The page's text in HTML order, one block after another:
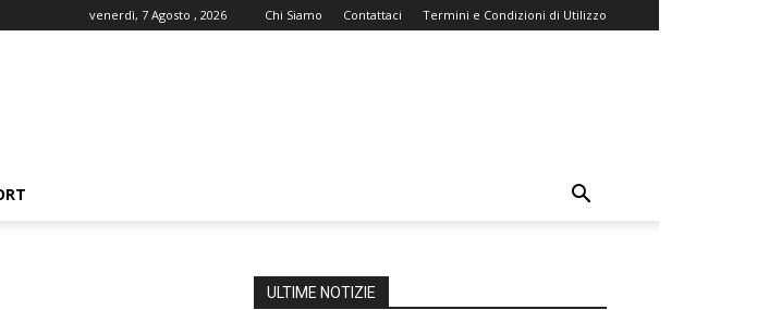
venerdì, 7 Agosto , 2026 Chi Siamo Contattaci Termini e Condizioni di Utilizzo
ULTIME NOTIZIE